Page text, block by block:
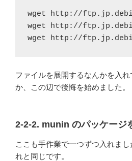
wget http://
wget http://
wget http://
ファイルを展開するなんかを入
か、この辺で後悔を始めました。
2-2-2. munin のパッケージ
ここも手作業で一つずつ入れま
れと同じです。